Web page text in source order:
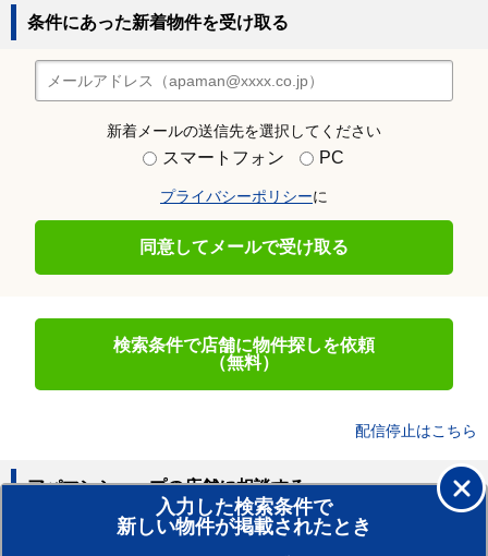
条件にあった新着物件を受け取る
新着メールの送信先を選択してください
スマートフォン PC
プライバシーポリシーに
同意してメールで受け取る
検索条件で店舗に物件探しを依頼
（無料）
配信停止はこちら
入力した検索条件で
新しい物件が掲載されたとき
アパマンショップの店舗に相談する
賃貸のプロがお部屋探し！